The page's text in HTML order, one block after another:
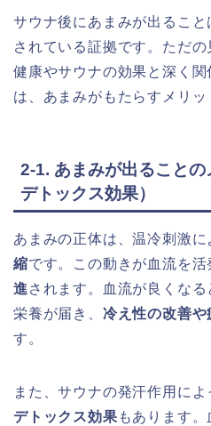
サウナ後にあまみが出るこ
されている証拠です。ただの
健康やサウナの効果と深く
は、あまみがもたらすメリッ
2-1. あまみが出ることの
デトックス効果）
あまみの正体は、温冷刺激に
縮です。この動きが血流を活
進されます。血流が良くな
栄養が届き、 冷え性の改善や
す。
また、サウナの発汗作用によ
デトックス効果 もあります